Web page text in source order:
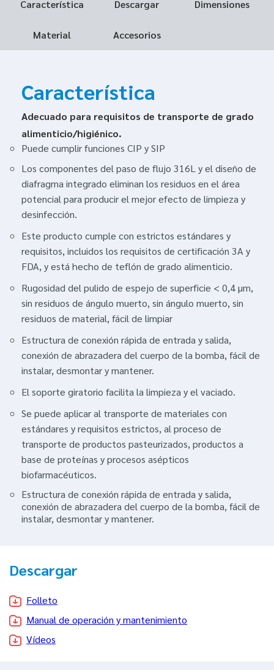
Característica Descargar Dimensiones
Material Accesorios
Característica
Adecuado para requisitos de transporte de grado
alimenticio/higiénico.
Puede cumplir funciones CIP y SIP
Los componentes del paso de flujo 316L y el diseño de
diafragma integrado eliminan los residuos en el área
potencial para producir el mejor efecto de limpieza y
desinfección.
Este producto cumple con estrictos estándares y
requisitos, incluidos los requisitos de certificación 3A y
FDA, y está hecho de teflón de grado alimenticio.
Rugosidad del pulido de espejo de superficie < 0,4 μm,
sin residuos de ángulo muerto, sin ángulo muerto, sin
residuos de material, fácil de limpiar
Estructura de conexión rápida de entrada y salida,
conexión de abrazadera del cuerpo de la bomba, fácil de
instalar, desmontar y mantener.
El soporte giratorio facilita la limpieza y el vaciado.
Se puede aplicar al transporte de materiales con
estándares y requisitos estrictos, al proceso de
transporte de productos pasteurizados, productos a
base de proteínas y procesos asépticos
biofarmacéuticos.
Estructura de conexión rápida de entrada y salida,
conexión de abrazadera del cuerpo de la bomba, fácil de
instalar, desmontar y mantener.
Descargar
Folleto
Manual de operación y mantenimiento
Vídeos